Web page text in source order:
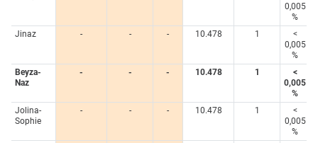
0,005
%
Jinaz
- - - 10.478 1
<
0,005
%
Beyza-
Naz
- - - 10.478 1
<
0,005
%
Jolina-
Sophie
- - - 10.478 1
<
0,005
%